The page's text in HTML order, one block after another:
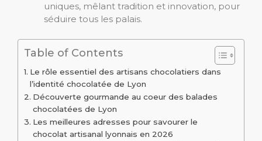
uniques, mêlant tradition et innovation, pour
séduire tous les palais.
Table of Contents
Le rôle essentiel des artisans chocolatiers dans
l’identité chocolatée de Lyon
Découverte gourmande au coeur des balades
chocolatées de Lyon
Les meilleures adresses pour savourer le
chocolat artisanal lyonnais en 2026